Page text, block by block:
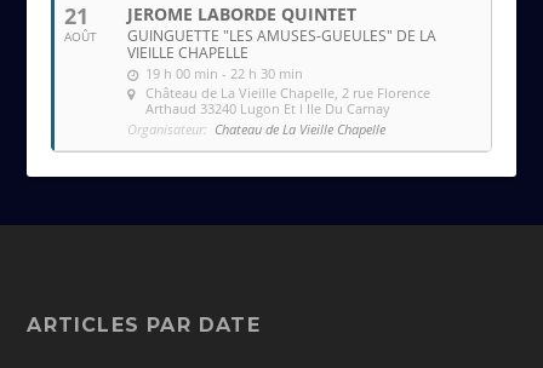
21
AOÛT
JEROME LABORDE QUINTET
GUINGUETTE "LES AMUSES-GUEULES" DE LA
VIEILLE CHAPELLE
19 h 00 min - 22 h 30 min
Château de La Vieille Chapelle, 2 rue Florence
Arthaud 33240 Lugon Et l Ile Du Carnay
Organisateur: Chateau de La Vieille Chapelle
ARTICLES PAR DATE